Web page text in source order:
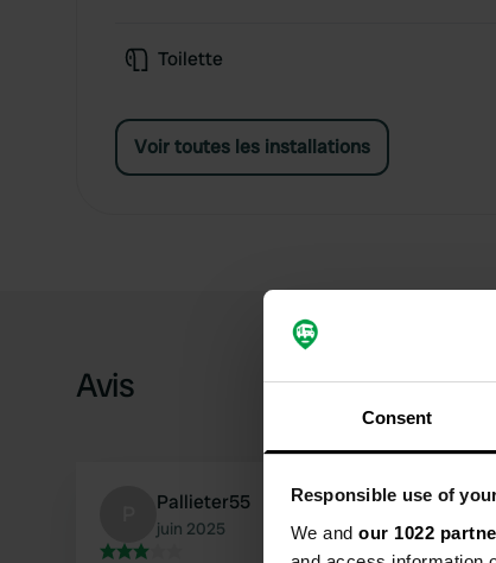
Consent
Responsible use of
We and our 1022
Toilette
Voir toutes les installations
Avis
Pallieter55
juin 2025